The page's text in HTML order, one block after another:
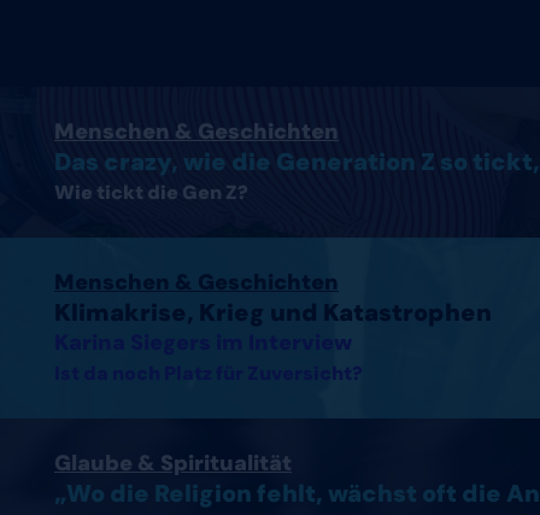
Menschen & Geschichten
Das crazy, wie die Generation Z so
Wie tickt die Gen Z?
Menschen & Geschichten
Klimakrise, Krieg und Katastrophen
Karina Siegers im Interview
Ist da noch Platz für Zuversicht?
Glaube & Spiritualität
„Wo die Religion fehlt, wächst oft die